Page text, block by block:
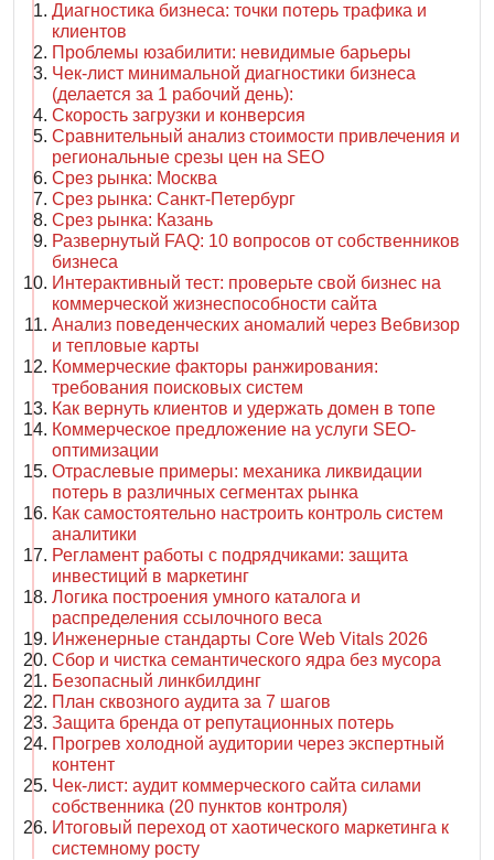
Диагностика бизнеса: точки потерь трафика и
клиентов
Проблемы юзабилити: невидимые барьеры
Чек-лист минимальной диагностики бизнеса
(делается за 1 рабочий день):
Скорость загрузки и конверсия
Сравнительный анализ стоимости привлечения и
региональные срезы цен на SEO
Срез рынка: Москва
Срез рынка: Санкт-Петербург
Срез рынка: Казань
Развернутый FAQ: 10 вопросов от собственников
бизнеса
Интерактивный тест: проверьте свой бизнес на
коммерческой жизнеспособности сайта
Анализ поведенческих аномалий через Вебвизор
и тепловые карты
Коммерческие факторы ранжирования:
требования поисковых систем
Как вернуть клиентов и удержать домен в топе
Коммерческое предложение на услуги SEO-
оптимизации
Отраслевые примеры: механика ликвидации
потерь в различных сегментах рынка
Как самостоятельно настроить контроль систем
аналитики
Регламент работы с подрядчиками: защита
инвестиций в маркетинг
Логика построения умного каталога и
распределения ссылочного веса
Инженерные стандарты Core Web Vitals 2026
Сбор и чистка семантического ядра без мусора
Безопасный линкбилдинг
План сквозного аудита за 7 шагов
Защита бренда от репутационных потерь
Прогрев холодной аудитории через экспертный
контент
Чек-лист: аудит коммерческого сайта силами
собственника (20 пунктов контроля)
Итоговый переход от хаотического маркетинга к
системному росту